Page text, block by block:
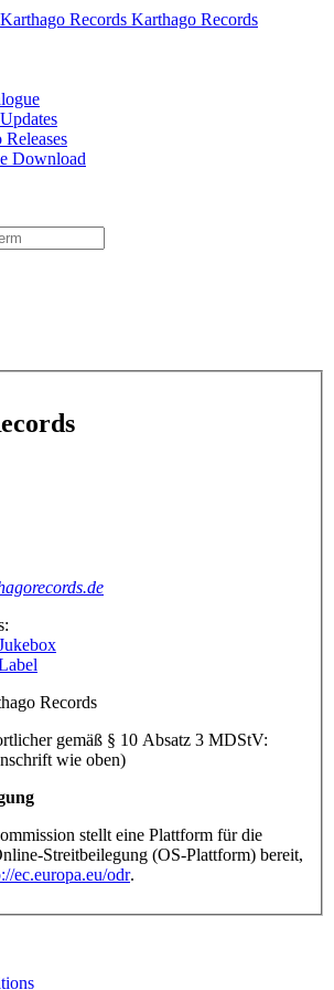
Karthago Records
Download
Jukebox
Records Label
Records
gemäß § 10 Absatz 3 MDStV:
wie oben)
stellt eine Plattform für die
(OS-Plattform) bereit,
ec.europa.eu/odr.